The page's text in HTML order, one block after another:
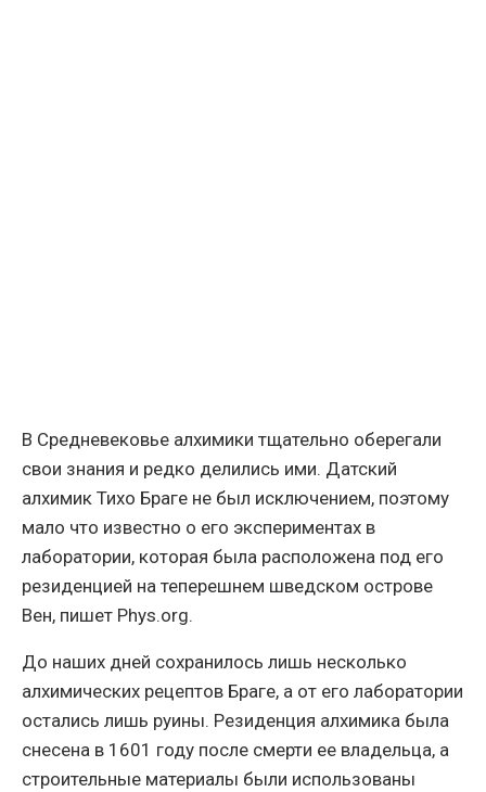
В Средневековье алхимики тщательно оберегали
свои знания и редко делились ими. Датский
алхимик Тихо Браге не был исключением, поэтому
мало что известно о его экспериментах в
лаборатории, которая была расположена под его
резиденцией на теперешнем шведском острове
Вен, пишет Phys.org.
До наших дней сохранилось лишь несколько
алхимических рецептов Браге, а от его лаборатории
остались лишь руины. Резиденция алхимика была
снесена в 1601 году после смерти ее владельца, а
строительные материалы были использованы